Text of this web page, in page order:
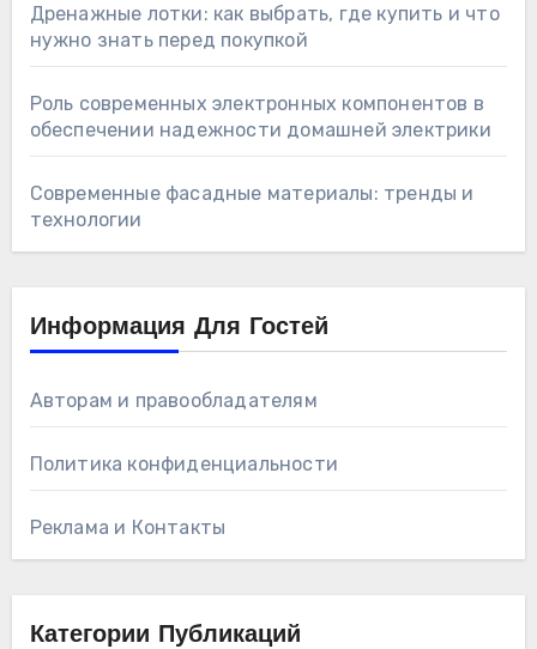
Дренажные лотки: как выбрать, где купить и что
нужно знать перед покупкой
Роль современных электронных компонентов в
обеспечении надежности домашней электрики
Современные фасадные материалы: тренды и
технологии
Информация Для Гостей
Авторам и правообладателям
Политика конфиденциальности
Реклама и Контакты
Категории Публикаций